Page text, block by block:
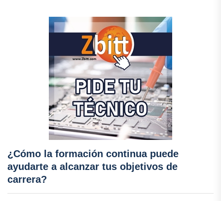
¿Cómo la formación continua puede
ayudarte a alcanzar tus objetivos de
carrera?